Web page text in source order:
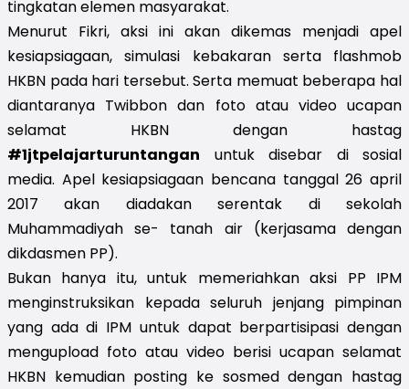
tingkatan elemen masyarakat.
Menurut Fikri, aksi ini akan dikemas menjadi apel
kesiapsiagaan, simulasi kebakaran serta flashmob
HKBN pada hari tersebut. Serta memuat beberapa hal
diantaranya Twibbon dan foto atau video ucapan
selamat HKBN dengan hastag
#1jtpelajarturuntangan untuk disebar di sosial
media. Apel kesiapsiagaan bencana tanggal 26 april
2017 akan diadakan serentak di sekolah
Muhammadiyah se- tanah air (kerjasama dengan
dikdasmen PP).
Bukan hanya itu, untuk memeriahkan aksi PP IPM
menginstruksikan kepada seluruh jenjang pimpinan
yang ada di IPM untuk dapat berpartisipasi dengan
mengupload foto atau video berisi ucapan selamat
HKBN kemudian posting ke sosmed dengan hastag